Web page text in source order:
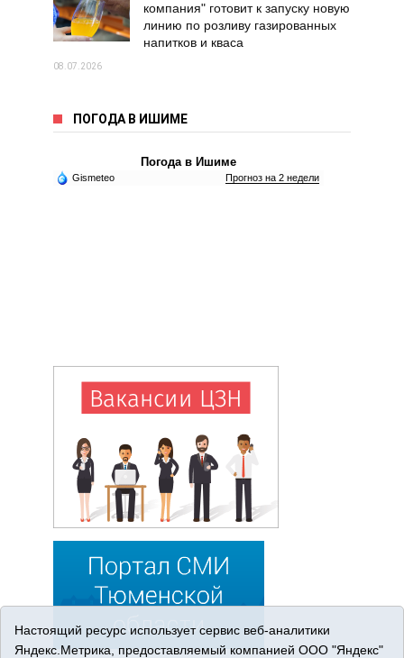
компания" готовит к запуску новую
линию по розливу газированных
напитков и кваса
08.07.2026
ПОГОДА В ИШИМЕ
Погода в Ишиме
Gismeteo Прогноз на 2 недели
Настоящий ресурс использует сервис веб-аналитики
Яндекс.Метрика, предоставляемый компанией ООО "Яндекс"